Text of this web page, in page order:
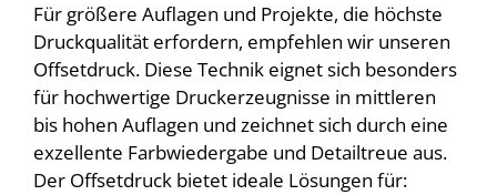
Für größere Auflagen und Projekte, die höchste
Druckqualität erfordern, empfehlen wir unseren
Offsetdruck. Diese Technik eignet sich besonders
für hochwertige Druckerzeugnisse in mittleren
bis hohen Auflagen und zeichnet sich durch eine
exzellente Farbwiedergabe und Detailtreue aus.
Der Offsetdruck bietet ideale Lösungen für: